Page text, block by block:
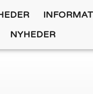
NYHEDER